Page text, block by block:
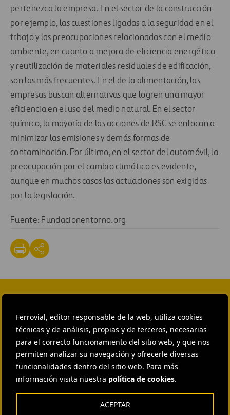
Ferrovial, editor responsable de la web, utiliza cookies
técnicas y de análisis, propias y de terceros, necesarias
para el correcto funcionamiento del sitio web, y que nos
permiten analizar su navegación y ofrecerle diversas
funcionalidades dentro del sitio web. Para más
información visita nuestra política de cookies.
ACEPTAR
pertenezca la empresa. En el sector de la construcción
por ejemplo, las cuestiones ligadas a la seguridad en el
trbajo y las preocupaciones relacionadas con el medio
ambiente, en cuanto a mejora de eficiencia energética
y reutilización de materiales residuales de edificación,
son las más frecuentes. En el de la alimentación, las
empresas buscan alternativas que logren una mayor
eficiencia en el uso del medio natural. En el sector
químico, la mayoría de las acciones de RSC se enfocan a
minimizar las emisiones y demás formas de
contaminación. Por último, en el sector del automóvil, la
preocupación por el cambio climático es evidente,
aunque en muchos casos las actuaciones son exigidas
por la legislación.
Fuente: Fundacionentorno.org
HEAD OF EXTERNAL
COMMUNICATION AND
INSTITUTIONAL RELATIONS
Ana García Ruiz
EXTERNAL COMMUNICATION
AND MEDIA RELATIONS
Isabel Muñoz Torres